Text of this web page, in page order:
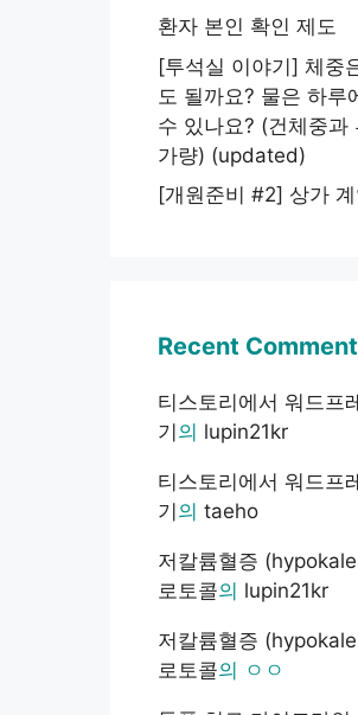
환자 본인 확인 제도
[투석실 이야기] 체중
도 될까요? 물은 하루
수 있나요? (건체중과
가량) (updated)
[개원준비 #2] 상가
Recent
티스토리에서 워드프
기 의 lupin21kr
티스토리에서 워드프
기 의 taeho
저칼륨혈증
로토콜의 lupin21kr
저칼륨혈증
로토콜의 ㅇㅇ